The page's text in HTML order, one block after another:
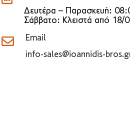
Δευτέρα – Παρασκευή:
Σάββατο: Κλειστά από 18/
Email
info-sales@ioannidis-